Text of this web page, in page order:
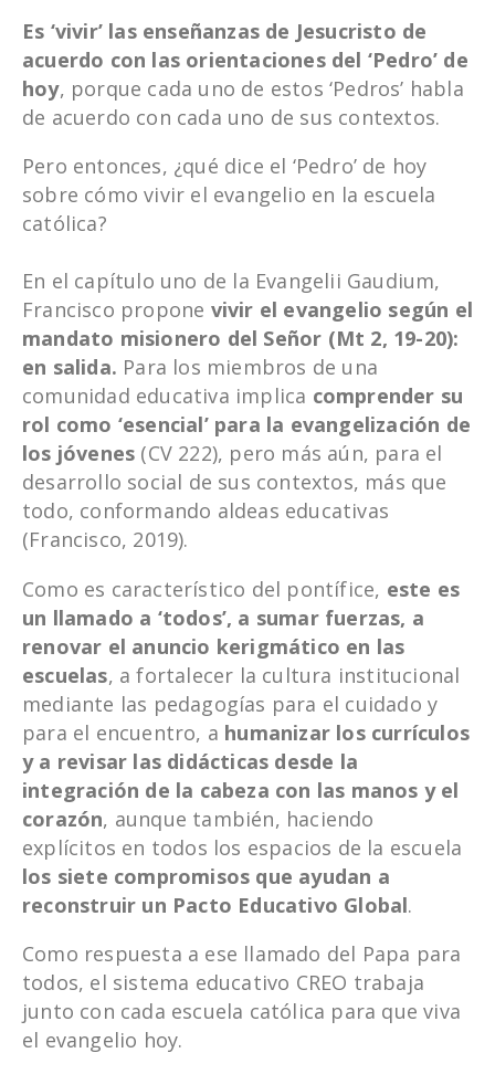
Es ‘vivir’ las enseñanzas de Jesucristo de
acuerdo con las orientaciones del ‘Pedro’ de
hoy, porque cada uno de estos ‘Pedros’ habla
de acuerdo con cada uno de sus contextos.
Pero entonces, ¿qué dice el ‘Pedro’ de hoy
sobre cómo vivir el evangelio en la escuela
católica?
En el capítulo uno de la Evangelii Gaudium,
Francisco propone vivir el evangelio según el
mandato misionero del Señor (Mt 2, 19-20):
en salida. Para los miembros de una
comunidad educativa implica comprender su
rol como ‘esencial’ para la evangelización de
los jóvenes (CV 222), pero más aún, para el
desarrollo social de sus contextos, más que
todo, conformando aldeas educativas
(Francisco, 2019).
Como es característico del pontífice, este es
un llamado a ‘todos’, a sumar fuerzas, a
renovar el anuncio kerigmático en las
escuelas, a fortalecer la cultura institucional
mediante las pedagogías para el cuidado y
para el encuentro, a humanizar los currículos
y a revisar las didácticas desde la
integración de la cabeza con las manos y el
corazón, aunque también, haciendo
explícitos en todos los espacios de la escuela
los siete compromisos que ayudan a
reconstruir un Pacto Educativo Global.
Como respuesta a ese llamado del Papa para
todos, el sistema educativo CREO trabaja
junto con cada escuela católica para que viva
el evangelio hoy.